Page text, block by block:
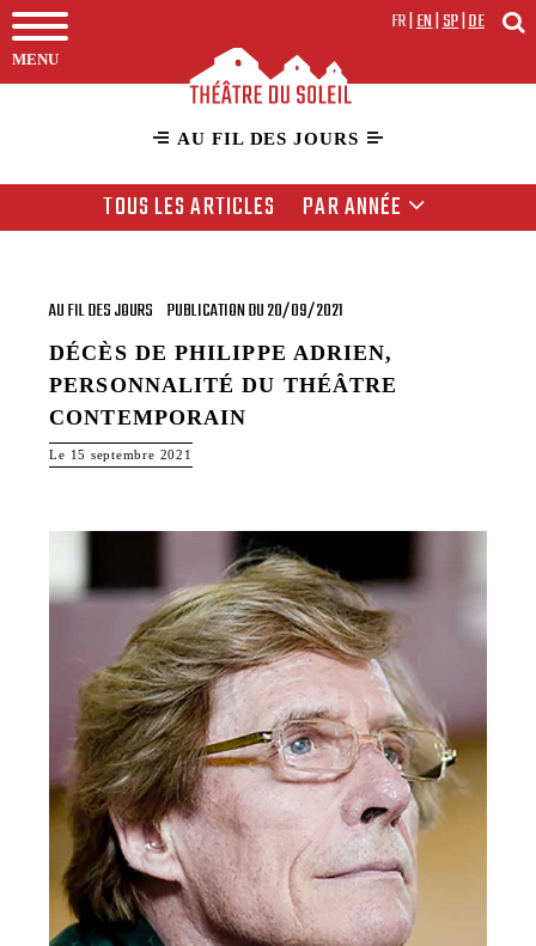
MENU
FR|EN|SP|DE
AU FIL DES JOURS
TOUS LES ARTICLES PAR ANNÉE
AU FIL DES JOURS PUBLICATION DU 20/09/2021
DÉCÈS DE PHILIPPE ADRIEN,
PERSONNALITÉ DU THÉÂTRE
CONTEMPORAIN
Le 15 septembre 2021